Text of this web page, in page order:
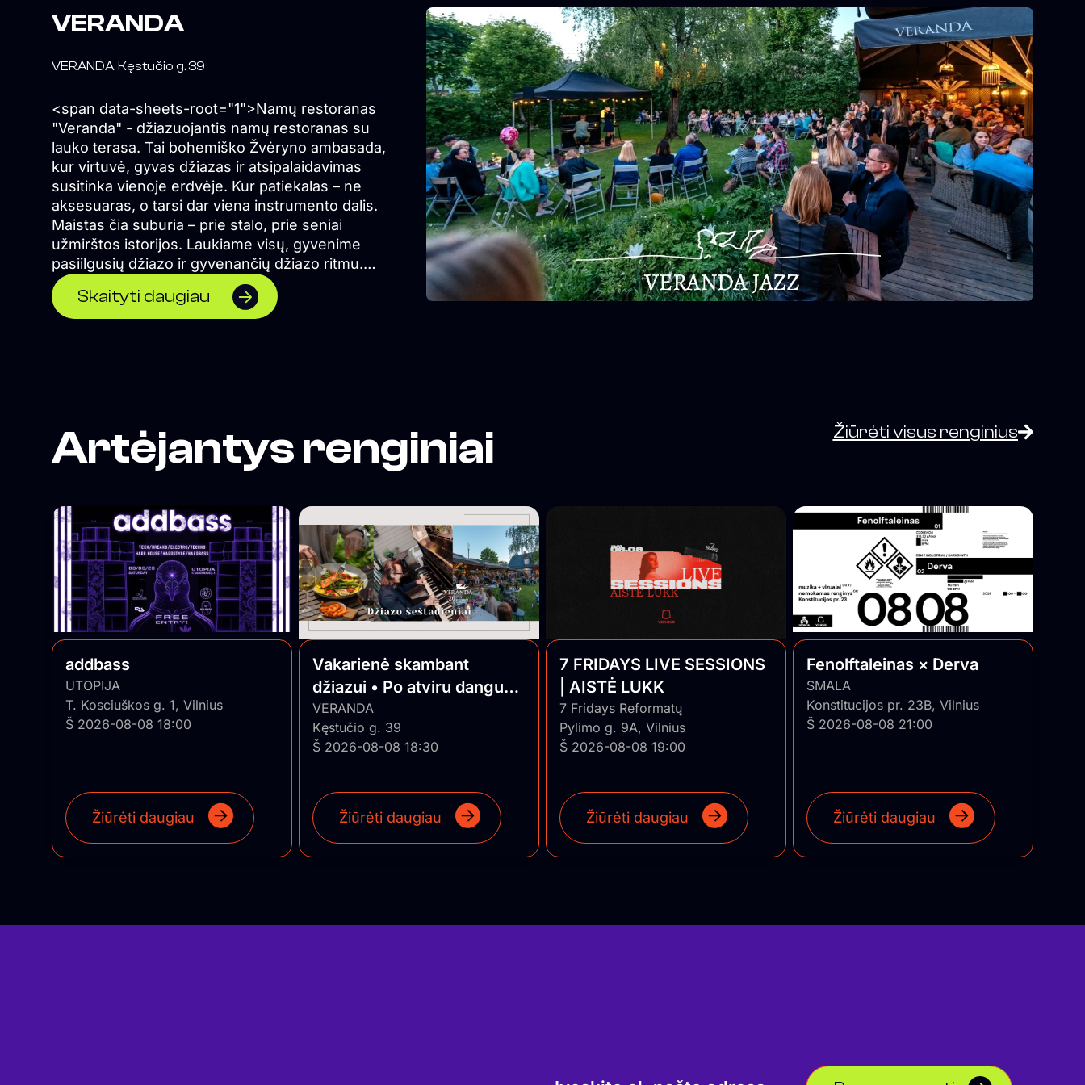
VERANDA
VERANDA. Kęstučio g. 39
<span data-sheets-root="1">Namų restoranas
"Veranda" - džiazuojantis namų restoranas su
lauko terasa. Tai bohemiško Žvėryno ambasada,
kur virtuvė, gyvas džiazas ir atsipalaidavimas
susitinka vienoje erdvėje. Kur patiekalas – ne
aksesuaras, o tarsi dar viena instrumento dalis.
Maistas čia suburia – prie stalo, prie seniai
užmirštos istorijos. Laukiame visų, gyvenime
pasiilgusių džiazo ir gyvenančių džiazo ritmu.
</span>
Skaityti daugiau
Artėjantys renginiai Žiūrėti visus renginius
addbass
UTOPIJA
T. Kosciuškos g. 1, Vilnius
Š 2026-08-08 18:00
Žiūrėti daugiau
Vakarienė skambant
džiazui • Po atviru dangumi
• Piano Jazz
VERANDA
Kęstučio g. 39
Š 2026-08-08 18:30
Žiūrėti daugiau
7 FRIDAYS LIVE SESSIONS
| AISTĖ LUKK
7 Fridays Reformatų
Pylimo g. 9A, Vilnius
Š 2026-08-08 19:00
Žiūrėti daugiau
Fenolftaleinas × Derva
SMALA
Konstitucijos pr. 23B, Vilnius
Š 2026-08-08 21:00
Žiūrėti daugiau